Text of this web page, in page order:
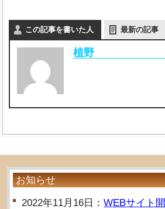
この記事を書いた人 最新の記事
植野
お知らせ
2022年11月16日：WEBサイト